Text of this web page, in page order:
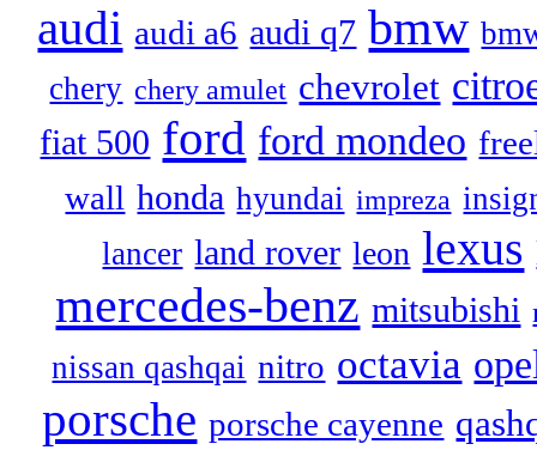
audi audi a6 audi q7 bmw
chery chery amulet chevrolet
fiat 500 ford ford mondeo
wall honda hyundai impreza
lancer land rover leon lexus
mercedes-benz mitsubishi
nissan qashqai nitro octavia
porsche porsche cayenne